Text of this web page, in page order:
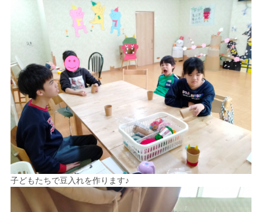
子どもたちで豆入れを作ります♪